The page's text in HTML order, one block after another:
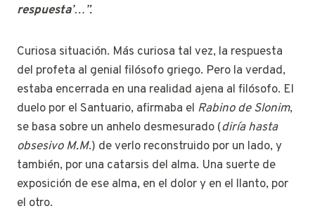
respuesta’…”.
Curiosa situación. Más curiosa tal vez, la respuesta
del profeta al genial filósofo griego. Pero la verdad,
estaba encerrada en una realidad ajena al filósofo. El
duelo por el Santuario, afirmaba el Rabino de Slonim,
se basa sobre un anhelo desmesurado (diría hasta
obsesivo M.M.) de verlo reconstruido por un lado, y
también, por una catarsis del alma. Una suerte de
exposición de ese alma, en el dolor y en el llanto, por
el otro.